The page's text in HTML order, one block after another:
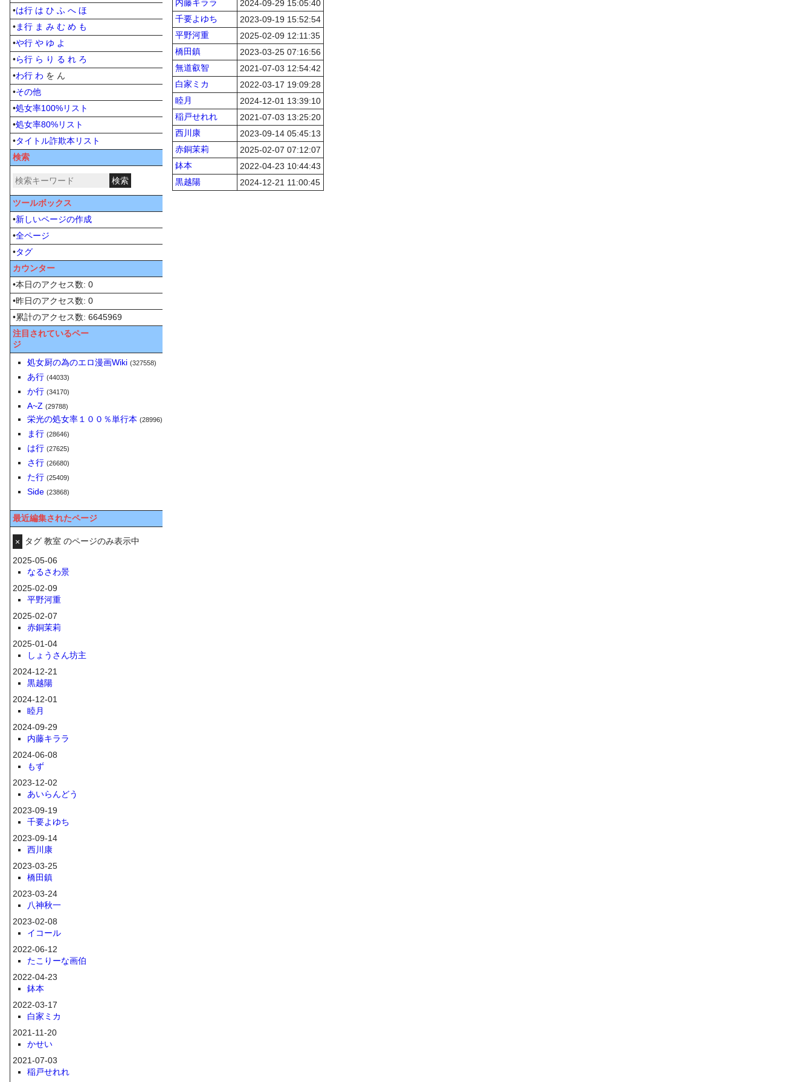
内藤キララ
2024-09-29 15:05:40
千要よゆち
2023-09-19 15:52:54
平野河重
2025-02-09 12:11:35
橋田鎮
2023-03-25 07:16:56
無道叡智
2021-07-03 12:54:42
白家ミカ
2022-03-17 19:09:28
睦月
2024-12-01 13:39:10
稲戸せれれ
2021-07-03 13:25:20
西川康
2023-09-14 05:45:13
赤銅茉莉
2025-02-07 07:12:07
鉢本
2022-04-23 10:44:43
黒越陽
2024-12-21 11:00:45
•は行 は ひ ふ へ ほ
•ま行 ま み む め も
•や行 や ゆ よ
•ら行 ら り る れ ろ
•わ行 わ を ん
•その他
•処女率100%リスト
•処女率80%リスト
•タイトル詐欺本リスト
検索
ツールボックス
•新しいページの作成
•全ページ
•タグ
カウンター
•本日のアクセス数: 0
•昨日のアクセス数: 0
•累計のアクセス数: 6645969
注目されているペー
ジ
処女厨の為のエロ漫画Wiki (327558)
あ行 (44033)
か行 (34170)
A~Z (29788)
栄光の処女率１００％単行本 (28996)
ま行 (28646)
は行 (27625)
さ行 (26680)
た行 (25409)
Side (23868)
最近編集されたページ
× タグ 教室 のページのみ表示中
2025-05-06
なるさわ景
2025-02-09
平野河重
2025-02-07
赤銅茉莉
2025-01-04
しょうさん坊主
2024-12-21
黒越陽
2024-12-01
睦月
2024-09-29
内藤キララ
2024-06-08
もず
2023-12-02
あいらんどう
2023-09-19
千要よゆち
2023-09-14
西川康
2023-03-25
橋田鎮
2023-03-24
八神秋一
2023-02-08
イコール
2022-06-12
たこりーな画伯
2022-04-23
鉢本
2022-03-17
白家ミカ
2021-11-20
かせい
2021-07-03
稲戸せれれ